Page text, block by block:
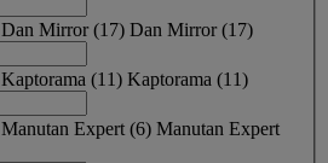
Dan Mirror(17) Dan Mirror(17)
Kaptorama (11) Kaptorama (11)
Manutan Expert(6) Manutan Expert